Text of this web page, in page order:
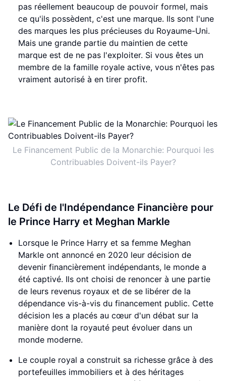
pas réellement beaucoup de pouvoir formel, mais
ce qu'ils possèdent, c'est une marque. Ils sont l'une
des marques les plus précieuses du Royaume-Uni.
Mais une grande partie du maintien de cette
marque est de ne pas l'exploiter. Si vous êtes un
membre de la famille royale active, vous n'êtes pas
vraiment autorisé à en tirer profit.
Le Financement Public de la Monarchie: Pourquoi les
Contribuables Doivent-ils Payer?
Le Défi de l'Indépendance Financière pour
le Prince Harry et Meghan Markle
Lorsque le Prince Harry et sa femme Meghan
Markle ont annoncé en 2020 leur décision de
devenir financièrement indépendants, le monde a
été captivé. Ils ont choisi de renoncer à une partie
de leurs revenus royaux et de se libérer de la
dépendance vis-à-vis du financement public. Cette
décision les a placés au cœur d'un débat sur la
manière dont la royauté peut évoluer dans un
monde moderne.
Le couple royal a construit sa richesse grâce à des
portefeuilles immobiliers et à des héritages